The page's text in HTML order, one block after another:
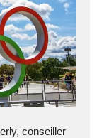
conseiller